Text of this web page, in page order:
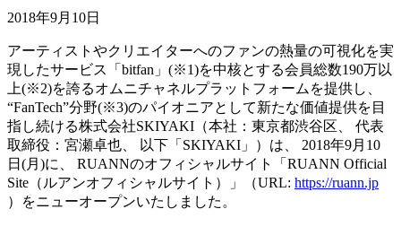
2018年9月10日
アーティストやクリエイターへのファンの熱量の可視化を実
現したサービス「bitfan」(※1)を中核とする会員総数190万以
上(※2)を誇るオムニチャネルプラットフォームを提供し、
“FanTech”分野(※3)のパイオニアとして新たな価値提供を目
指し続ける株式会社SKIYAKI（本社：東京都渋谷区、 代表
取締役：宮瀬卓也、 以下「SKIYAKI」）は、 2018年9月10
日(月)に、 RUANNのオフィシャルサイト「RUANN Official
Site（ルアンオフィシャルサイト）」（URL: https://ruann.jp
）をニューオープンいたしました。